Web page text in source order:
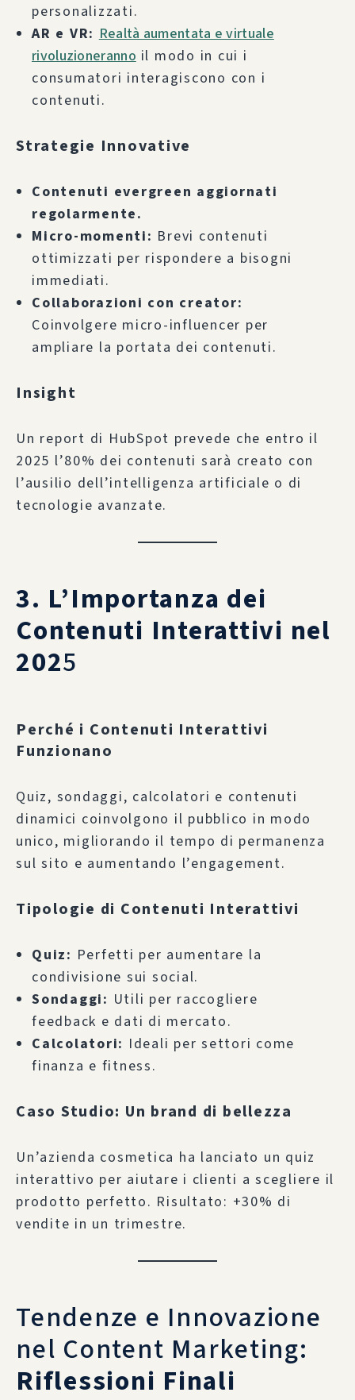
personalizzati.
AR e VR: Realtà aumentata e virtuale
rivoluzioneranno il modo in cui i
consumatori interagiscono con i
contenuti.
Strategie Innovative
Contenuti evergreen aggiornati
regolarmente.
Micro-momenti: Brevi contenuti
ottimizzati per rispondere a bisogni
immediati.
Collaborazioni con creator:
Coinvolgere micro-influencer per
ampliare la portata dei contenuti.
Insight
Un report di HubSpot prevede che entro il
2025 l’80% dei contenuti sarà creato con
l’ausilio dell’intelligenza artificiale o di
tecnologie avanzate.
3. L’Importanza dei
Contenuti Interattivi nel
2025
Perché i Contenuti Interattivi
Funzionano
Quiz, sondaggi, calcolatori e contenuti
dinamici coinvolgono il pubblico in modo
unico, migliorando il tempo di permanenza
sul sito e aumentando l’engagement.
Tipologie di Contenuti Interattivi
Quiz: Perfetti per aumentare la
condivisione sui social.
Sondaggi: Utili per raccogliere
feedback e dati di mercato.
Calcolatori: Ideali per settori come
finanza e fitness.
Caso Studio: Un brand di bellezza
Un’azienda cosmetica ha lanciato un quiz
interattivo per aiutare i clienti a scegliere il
prodotto perfetto. Risultato: +30% di
vendite in un trimestre.
Tendenze e Innovazione
nel Content Marketing:
Riflessioni Finali